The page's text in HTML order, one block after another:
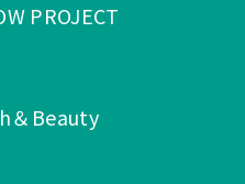
PROJECT
＆Beauty